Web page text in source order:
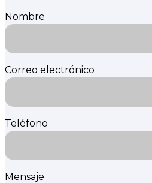
Nombre
Correo electrónico
Teléfono
Mensaje